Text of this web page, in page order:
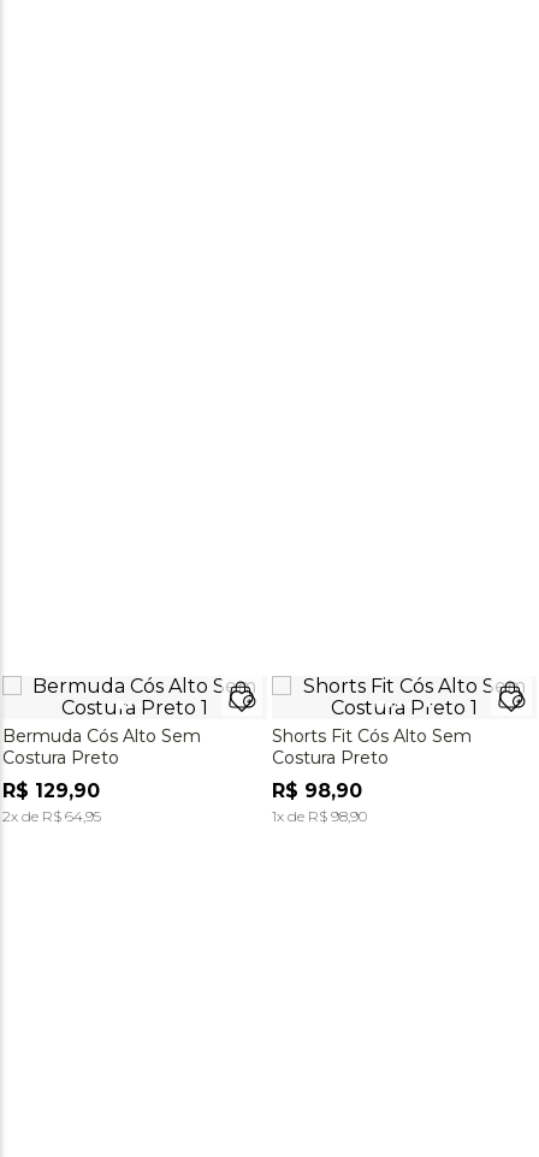
Bermuda Cós Alto Sem
Costura Preto
R$ 129,90
2x de R$ 64,95
Shorts Fit Cós Alto Sem
Costura Preto
R$ 98,90
1x de R$ 98,90